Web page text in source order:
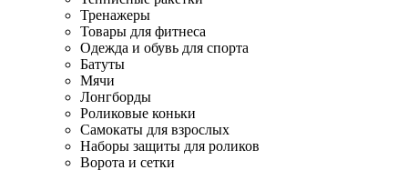
Тренажеры
Товары для фитнеса
Одежда и обувь для спорта
Батуты
Мячи
Лонгборды
Роликовые коньки
Самокаты для взрослых
Наборы защиты для роликов
Ворота и сетки